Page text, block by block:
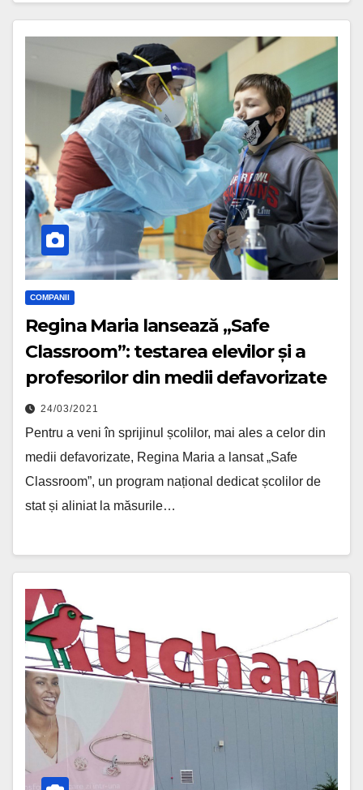
COMPANII
Regina Maria lansează „Safe
Classroom”: testarea elevilor și a
profesorilor din medii defavorizate
24/03/2021
Pentru a veni în sprijinul școlilor, mai ales a celor din
medii defavorizate, Regina Maria a lansat „Safe
Classroom”, un program național dedicat școlilor de
stat și aliniat la măsurile…